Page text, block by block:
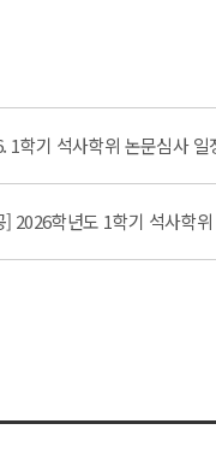
1학기 석사학위 논문심사 일
2026학년도 1학기 석사학